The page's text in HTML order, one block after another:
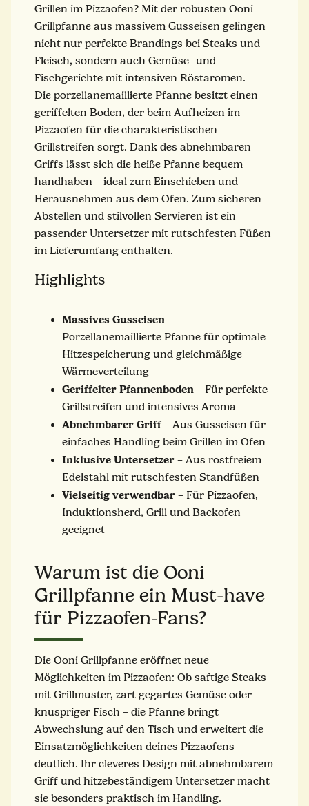
Grillen im Pizzaofen? Mit der robusten Ooni
Grillpfanne aus massivem Gusseisen gelingen
nicht nur perfekte Brandings bei Steaks und
Fleisch, sondern auch Gemüse- und
Fischgerichte mit intensiven Röstaromen.
Die porzellanemaillierte Pfanne besitzt einen
geriffelten Boden, der beim Aufheizen im
Pizzaofen für die charakteristischen
Grillstreifen sorgt. Dank des abnehmbaren
Griffs lässt sich die heiße Pfanne bequem
handhaben – ideal zum Einschieben und
Herausnehmen aus dem Ofen. Zum sicheren
Abstellen und stilvollen Servieren ist ein
passender Untersetzer mit rutschfesten Füßen
im Lieferumfang enthalten.
Highlights
Massives Gusseisen –
Porzellanemaillierte Pfanne für optimale
Hitzespeicherung und gleichmäßige
Wärmeverteilung
Geriffelter Pfannenboden – Für perfekte
Grillstreifen und intensives Aroma
Abnehmbarer Griff – Aus Gusseisen für
einfaches Handling beim Grillen im Ofen
Inklusive Untersetzer – Aus rostfreiem
Edelstahl mit rutschfesten Standfüßen
Vielseitig verwendbar – Für Pizzaofen,
Induktionsherd, Grill und Backofen
geeignet
Warum ist die Ooni
Grillpfanne ein Must-have
für Pizzaofen-Fans?
Die Ooni Grillpfanne eröffnet neue
Möglichkeiten im Pizzaofen: Ob saftige Steaks
mit Grillmuster, zart gegartes Gemüse oder
knuspriger Fisch – die Pfanne bringt
Abwechslung auf den Tisch und erweitert die
Einsatzmöglichkeiten deines Pizzaofens
deutlich. Ihr cleveres Design mit abnehmbarem
Griff und hitzebeständigem Untersetzer macht
sie besonders praktisch im Handling.